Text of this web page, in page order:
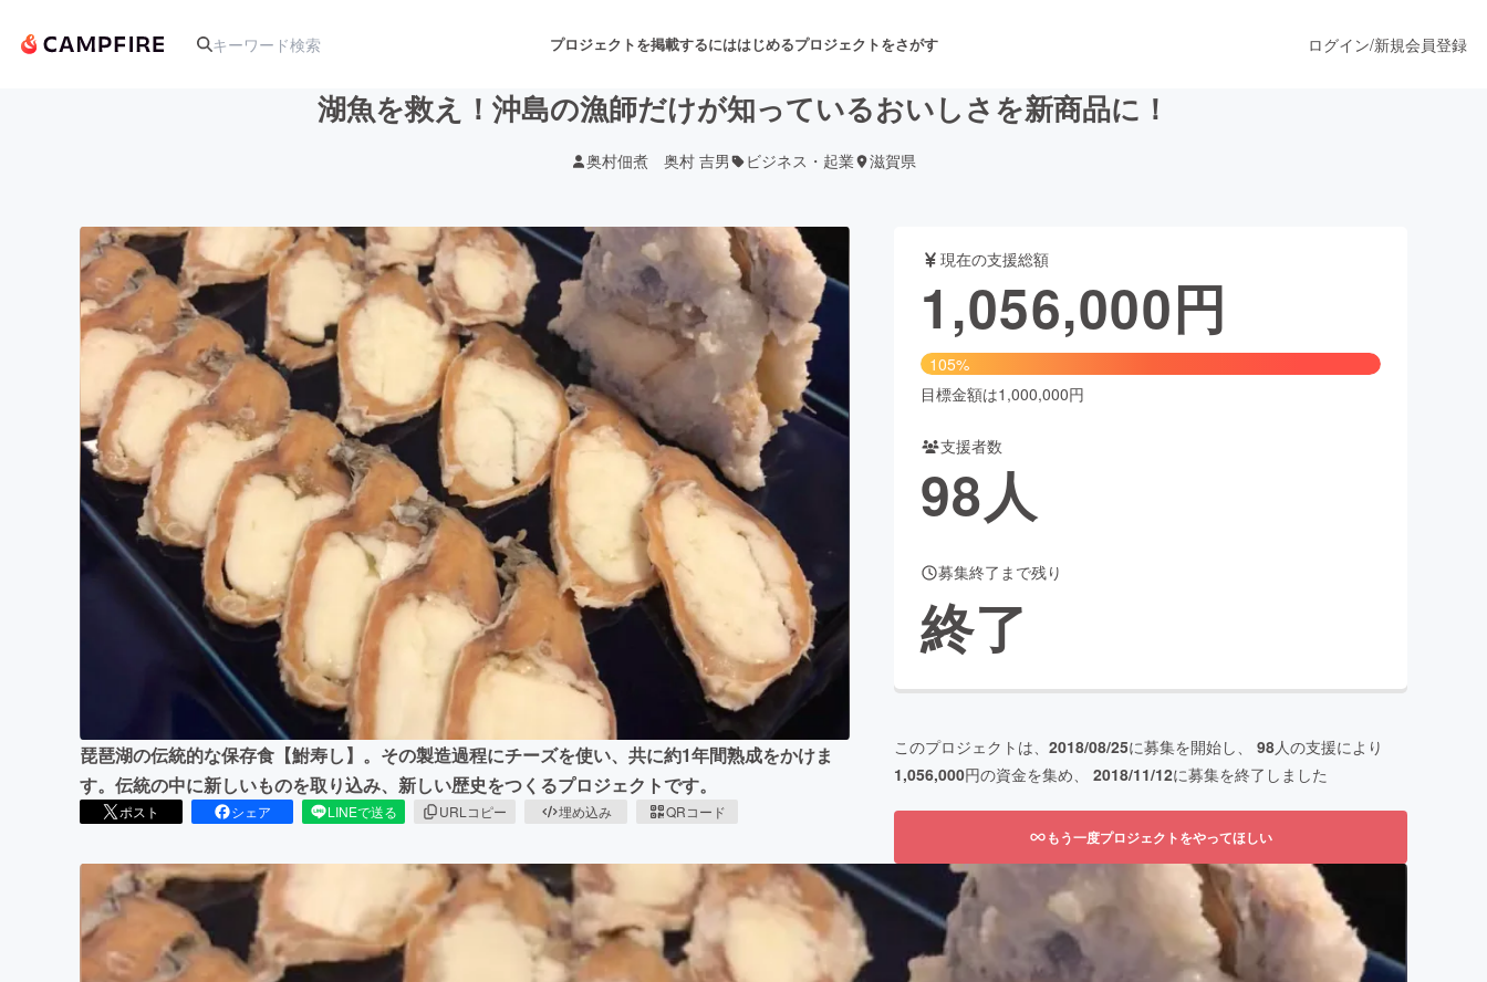
プロジェクトを掲載するにははじめるプロジェクトをさがす
アート・写真 音楽 舞台・パフォーマンス
テクノロジー・ガジェット ゲーム・サービス開発 フード・飲食店 ファッション
映像・映画 書籍・雑誌出版 アニメ・漫画
ビジネス・起業 チャレンジ ビューティー・ヘルスケア
まちづくり・地域活性化
CAMPFIRE for Social GoodCAMPFIRE Creation
CAMPFIREふるさと納税
machi-yaコミュニティ
ログイン/新規会員登録
湖魚を救え！沖島の漁師だけが知っているおいしさを新商品に！
奥村佃煮 奥村 吉男 ビジネス・起業 滋賀県
琵琶湖の伝統的な保存食【鮒寿し】。その製造過程にチーズを使い、共に約1年間熟成をかけま
す。伝統の中に新しいものを取り込み、新しい歴史をつくるプロジェクトです。
ポスト シェア LINEで送る URLコピー 埋め込み QRコード
現在の支援総額
1,056,000円
105%
目標金額は1,000,000円
支援者数
98人
募集終了まで残り
終了
このプロジェクトは、 2018/08/25に募集を開始し、 98人の支援により
1,056,000円の資金を集め、 2018/11/12に募集を終了しました
もう一度プロジェクトをやってほしい